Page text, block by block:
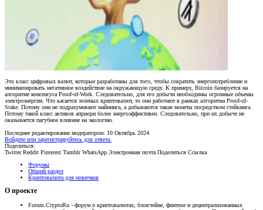
Это класс цифровых валют, которые разработаны для того, чтобы сократить энергопотребление и
минимизировать негативное воздействие на окружающую среду. К примеру, Bitcoin базируется на
алгоритме консенсуса Proof-of-Work. Следовательно, для его добычи необходимы огромные объемы
электроэнергии. Что касается зеленых криптовалют, то они работают в рамках алгоритма Proof-of-
Stake. Потому они не подразумевают майнинга, а добываются такие монеты посредством стейкинга.
Потому такой класс активов априори более энергоэффективен. Следовательно, при их добыче не
оказывается пагубное влияние на экологию.
Последнее редактирование модератором: 10 Октябрь 2024
Войдите или зарегистрируйтесь для ответа.
Поделиться:
Twitter Reddit Pinterest Tumblr WhatsApp Электронная почта Поделиться Ссылка
Форумы
Общий раздел
Криптовалюта для новичков
О проекте
Forum.CryptoRu - форум о криптовалютах, блокчейне, финтехе и децентрализованных